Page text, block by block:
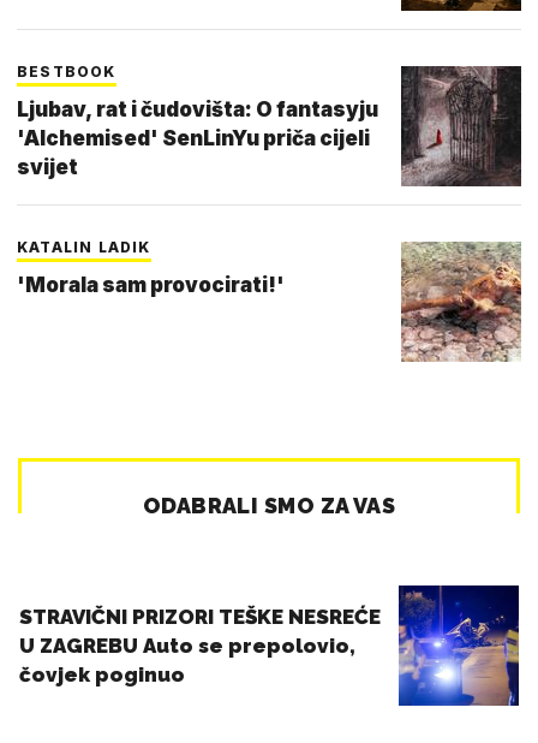
BESTBOOK
Ljubav, rat i čudovišta: O fantasyju
'Alchemised' SenLinYu priča cijeli
svijet
KATALIN LADIK
'Morala sam provocirati!'